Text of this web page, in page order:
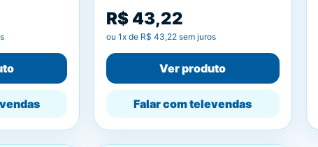
R$ 43,22
ou1x de R$ 43,22 sem juros
Ver produto
Falar com televendas